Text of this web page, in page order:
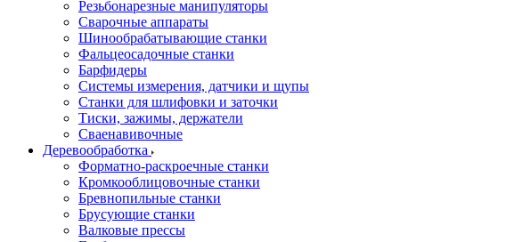
Резьбонарезные манипуляторы
Сварочные аппараты
Шинообрабатывающие станки
Фальцеосадочные станки
Барфидеры
Системы измерения, датчики и щупы
Станки для шлифовки и заточки
Тиски, зажимы, держатели
Cваенавивочные
Деревообработка
Форматно-раскроечные станки
Кромкооблицовочные станки
Бревнопильные станки
Брусующие станки
Валковые прессы